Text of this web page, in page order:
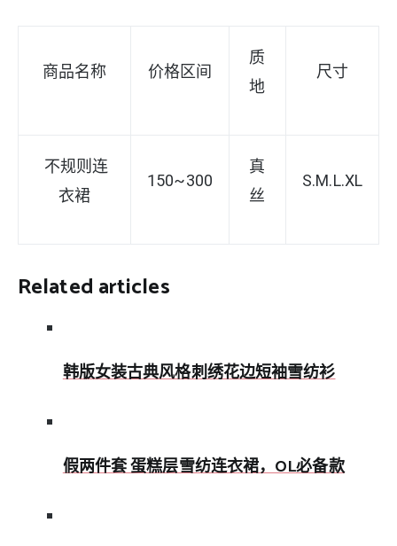
商品名称 价格区间
质
地
尺寸
不规则连
衣裙
150~300
真
丝
S.M.L.XL
Related articles
韩版女装古典风格刺绣花边短袖雪纺衫
假两件套 蛋糕层雪纺连衣裙，OL必备款